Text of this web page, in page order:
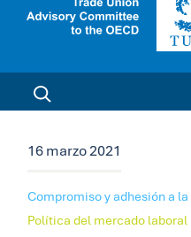
16 marzo 2021
Compromiso y adhesión a la
Política del mercado laboral